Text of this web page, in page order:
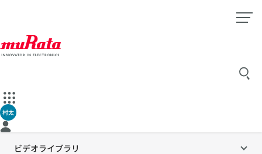
村太
ビデオライブラリ